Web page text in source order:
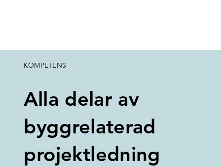
KOMPETENS
Alla delar av
byggrelaterad
projektledning